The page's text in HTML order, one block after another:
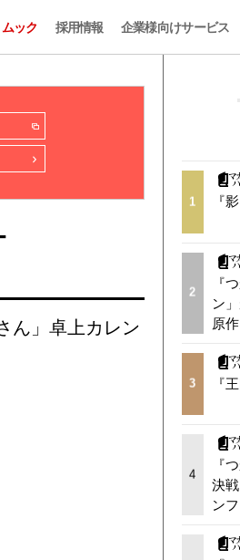
ック 採用情報 企業様向けサービス
ん」卓上カレン
1 『
2
『
ン
原
3 『
4
『
決
ン